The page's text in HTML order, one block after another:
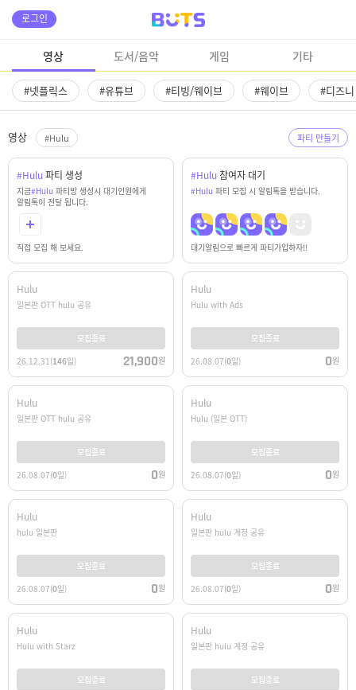
로그인
영상 도서/음악 게임 기타
#넷플릭스 #유튜브 #티빙/웨이브 #웨이브 #디즈
영상 #Hulu 파티 만들기
#Hulu파티 생성
지금#Hulu 파티방 생성시 대기인원에게
알림톡이 전달 됩니다.
직접 모집 해 보세요.
#Hulu참여자 대기
#Hulu 파티 모집 시 알림톡을 받습니다.
대기알림으로 빠르게 파티가입하자!!
Hulu
일본판 OTT hulu 공유
모집종료
26.12.31(146일) 21,900원
Hulu
Hulu with Ads
모집종료
26.08.07(0일) 0원
Hulu
일본판 OTT hulu 공유
모집종료
26.08.07(0일) 0원
Hulu
Hulu (일본 OTT)
모집종료
26.08.07(0일) 0원
Hulu
hulu 일본판
모집종료
26.08.07(0일) 0원
Hulu
일본판 hulu 계정 공유
모집종료
26.08.07(0일) 0원
Hulu
Hulu with Starz
모집종료
Hulu
일본판 hulu 계정 공유
모집종료